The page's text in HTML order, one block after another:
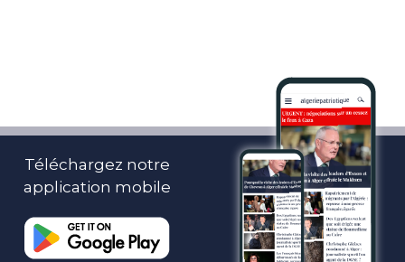
Téléchargez notre
application mobile